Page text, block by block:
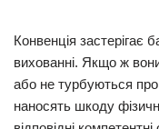
Конвенція застерігає
вихованні. Якщо ж
або не турбуються
наносять шкоду